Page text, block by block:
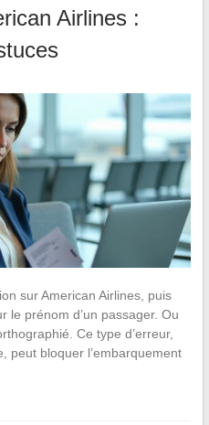
Airlines :
sur American Airlines, puis
le prénom d’un passager. Ou
Ce type d’erreur,
peut bloquer l’embarquement